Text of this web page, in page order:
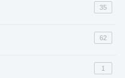
35
62
1